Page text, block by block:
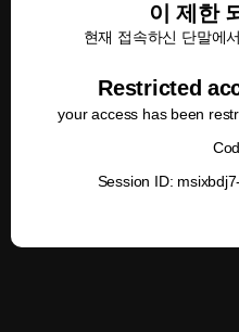
이 제한
현재 접속하신 단말에
Restricted
your access has been
Session ID: